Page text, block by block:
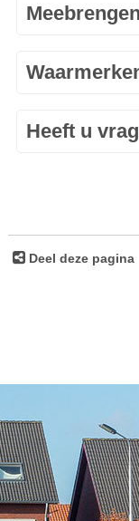
Heeft u
Deel deze pagina